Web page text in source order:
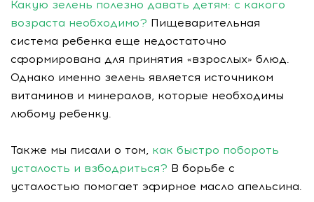
Какую зелень полезно давать детям: с какого
возраста необходимо? Пищеварительная
система ребенка еще недостаточно
сформирована для принятия «взрослых» блюд.
Однако именно зелень является источником
витаминов и минералов, которые необходимы
любому ребенку.
Также мы писали о том, как быстро побороть
усталость и взбодриться? В борьбе с
усталостью помогает эфирное масло апельсина.